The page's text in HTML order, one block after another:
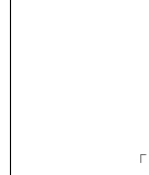
「